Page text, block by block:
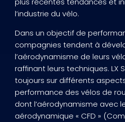
l’industrie du vélo.
Dans un objectif de
compagnies tendent à
l’aérodynamisme de leurs
raffinant leurs techniques. LX
toujours sur différents
performance des vélos de
dont l’aérodynamisme avec
aérodynamique « CFD »